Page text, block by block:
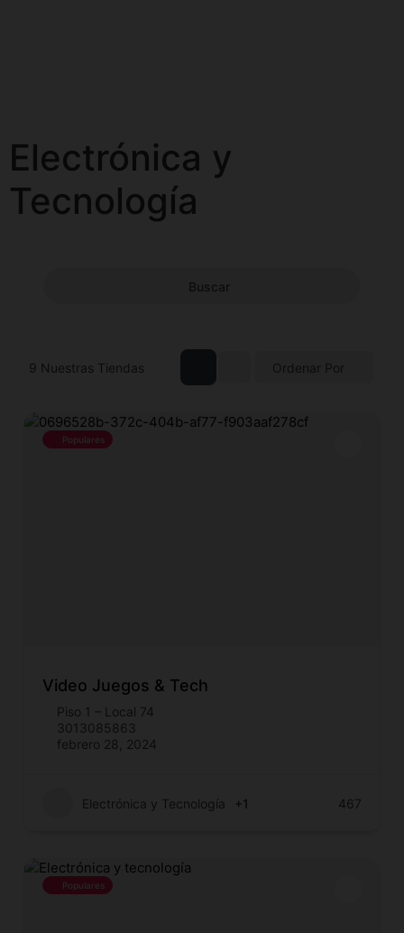
Electrónica y
Tecnología
Buscar
9 Nuestras Tiendas Ordenar Por
Populares
Video Juegos & Tech
Piso 1 – Local 74
3013085863
febrero 28, 2024
Electrónica y Tecnología +1 467
Populares